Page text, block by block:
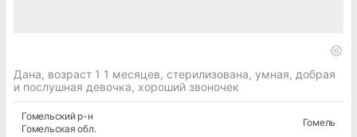
Дана, возраст 1 1 месяцев, стерилизована, умная, добрая
и послушная девочка, хороший звоночек
Гомельскийр-н
Гомельская обл.
Гомель